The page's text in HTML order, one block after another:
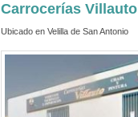
Carrocerías Villauto
Ubicado en Velilla de San Antonio